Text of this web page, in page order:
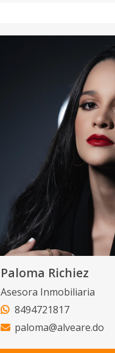
Paloma Richiez
Asesora Inmobiliaria
8494721817
paloma@alveare.do